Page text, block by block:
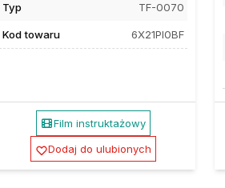
Typ TF-0070
Kod towaru 6X21PI0BF
Film instruktażowy
Dodaj do ulubionych